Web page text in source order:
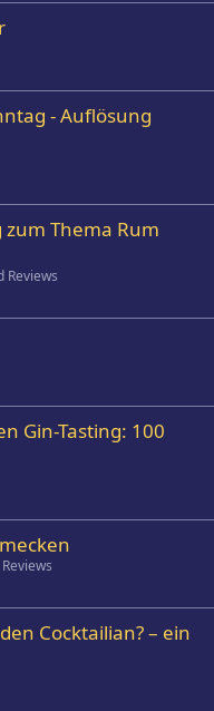
- Auflösung
Thema Rum
Reviews
Gin-Tasting: 100
Cocktailian? – ein